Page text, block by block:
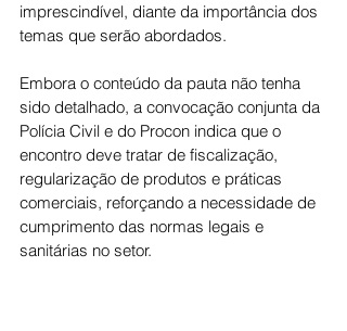
imprescindível, diante da importância dos
temas que serão abordados.
Embora o conteúdo da pauta não tenha
sido detalhado, a convocação conjunta da
Polícia Civil e do Procon indica que o
encontro deve tratar de fiscalização,
regularização de produtos e práticas
comerciais, reforçando a necessidade de
cumprimento das normas legais e
sanitárias no setor.